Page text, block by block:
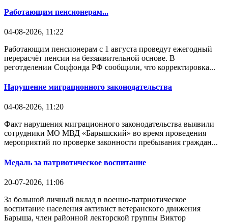
Работающим пенсионерам...
04-08-2026, 11:22
Работающим пенсионерам с 1 августа проведут ежегодный
перерасчёт пенсии на беззаявительной основе. В
реготделении Соцфонда РФ сообщили, что корректировка...
Нарушение миграционного законодательства
04-08-2026, 11:20
Факт нарушения миграционного законодательства выявили
сотрудники МО МВД «Барышский» во время проведения
мероприятий по проверке законности пребывания граждан...
Медаль за патриотическое воспитание
20-07-2026, 11:06
За большой личный вклад в военно-патриотическое
воспитание населения активист ветеранского движения
Барыша, член районной лекторской группы Виктор